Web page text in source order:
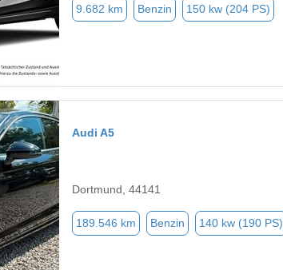
9.682 km Benzin 150 kw (204 PS)
Audi A5
Dortmund, 44141
189.546 km Benzin 140 kw (190 PS)